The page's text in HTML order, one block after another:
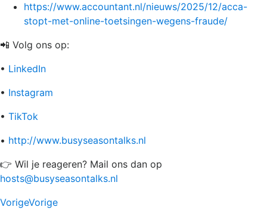
https://www.accountant.nl/nieuws/2025/12/acca-
stopt-met-online-toetsingen-wegens-fraude/
📲 Volg ons op:
• LinkedIn
• Instagram
• TikTok
• http://www.busyseasontalks.nl
👉 Wil je reageren? Mail ons dan op
hosts@busyseasontalks.nl
VorigeVorige